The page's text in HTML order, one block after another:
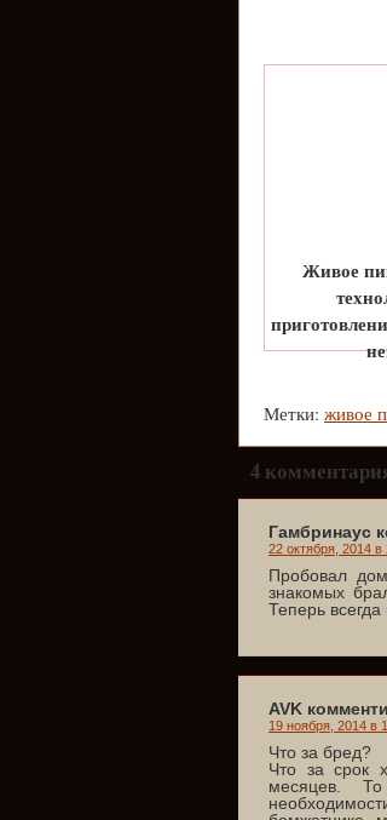
Живое
Метки: живое
4
Гамбринаус
22 октября, 2014 в
Пробовал
знакомых
Теперь
AVK
19 ноября, 2014 в
Что за бред?
Что за срок
месяцев. То